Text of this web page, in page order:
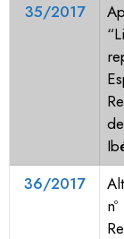
35/2017
36/2017